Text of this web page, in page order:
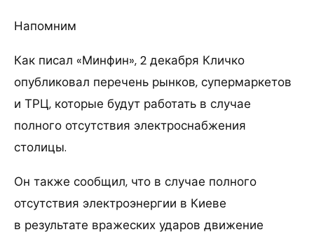
Напомним
Как писал «Минфин», 2 декабря Кличко
опубликовал перечень рынков, супермаркетов
и ТРЦ, которые будут работать в случае
полного отсутствия электроснабжения
столицы.
Он также сообщил, что в случае полного
отсутствия электроэнергии в Киеве
в результате вражеских ударов движение